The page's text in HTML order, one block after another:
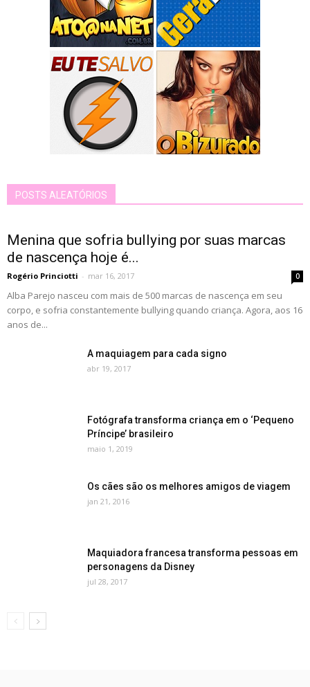
POSTS ALEATÓRIOS
Menina que sofria bullying por suas marcas
de nascença hoje é...
Rogério Princiotti - mar 16, 2017 0
Alba Parejo nasceu com mais de 500 marcas de nascença em seu
corpo, e sofria constantemente bullying quando criança. Agora, aos 16
anos de...
A maquiagem para cada signo
abr 19, 2017
Fotógrafa transforma criança em o ‘Pequeno
Príncipe’ brasileiro
maio 1, 2019
Os cães são os melhores amigos de viagem
jan 21, 2016
Maquiadora francesa transforma pessoas em
personagens da Disney
jul 28, 2017